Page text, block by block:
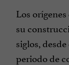
Los
su
siglos,
periodo de